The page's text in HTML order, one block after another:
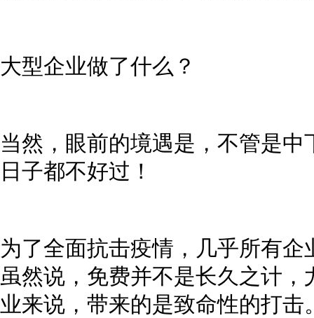
大型企业做了什么？
当然，眼前的境遇是，不管是
日子都不好过！
为了全面抗击疫情，几乎所有
虽然说，免费并不是长久之计
业来说，带来的是致命性的打